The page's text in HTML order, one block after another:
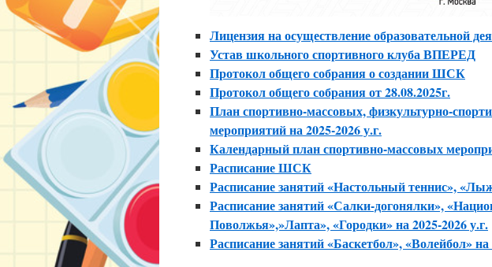
Лицензия на осуществление образовательной
Устав школьного спортивного клуба ВПЕРЕД
Протокол общего собрания о создании ШСК
Протокол общего собрания от 28.08.2025г.
План спортивно-массовых, физкультурно-
мероприятий на 2025-2026 у.г.
Календарный план спортивно-массовых
Расписание ШСК
Расписание занятий «Настольный теннис»,
Расписание занятий «Салки-догонялки»,
Поволжья»,»Лапта», «Городки» на 2025-2026 у.г.
Расписание занятий «Баскетбол», «Волейбол» на